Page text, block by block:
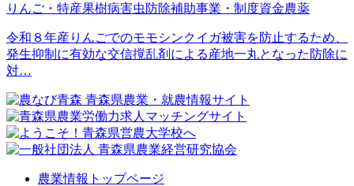
りんご・特産果樹病害虫防除補助事業・制度資金農薬
令和８年産りんごでのモモシンクイガ被害を防止するため、
発生抑制に有効な交信撹乱剤による産地一丸となった防除に
対…
農業情報トップページ